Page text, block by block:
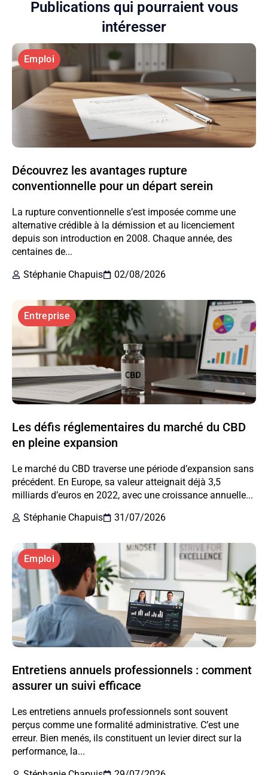
Publications qui pourraient vous
intéresser
Emploi
Découvrez les avantages rupture
conventionnelle pour un départ serein
La rupture conventionnelle s’est imposée comme une
alternative crédible à la démission et au licenciement
depuis son introduction en 2008. Chaque année, des
centaines de...
Stéphanie Chapuis
02/08/2026
Entreprise
Les défis réglementaires du marché du CBD
en pleine expansion
Le marché du CBD traverse une période d’expansion sans
précédent. En Europe, sa valeur atteignait déjà 3,5
milliards d’euros en 2022, avec une croissance annuelle...
Stéphanie Chapuis
31/07/2026
Emploi
Entretiens annuels professionnels : comment
assurer un suivi efficace
Les entretiens annuels professionnels sont souvent
perçus comme une formalité administrative. C’est une
erreur. Bien menés, ils constituent un levier direct sur la
performance, la...